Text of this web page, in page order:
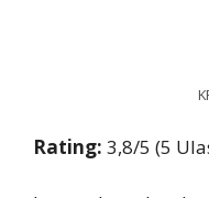
Rating: 3,8/5 (5